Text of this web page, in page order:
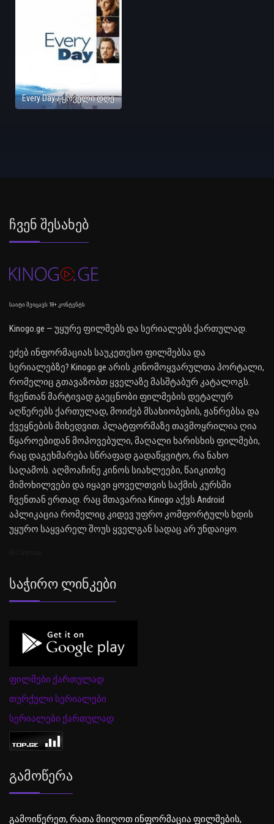
Every Day / ყოველი დღე
Ჩვენ Შესახებ
საიტი შეიცავს 18+ კონტენტს
Kinogo.ge — უყურე ფილმებს და სერიალებს ქართულად.
ეძებ ინფორმაციას საუკეთესო ფილმებსა და
სერიალებზე? Kinogo.ge არის კინომოყვარულთა პორტალი,
რომელიც გთავაზობთ ყველაზე მასშტაბურ კატალოგს.
ჩვენთან მარტივად გაეცნობი ფილმების დეტალურ
აღწერებს ქართულად, მოიძებ მსახიობების, ჟანრებსა და
ქვეყნების მიხედვით. პლატფორმაზე თავმოყრილია ღია
წყაროებიდან მოპოვებული, მაღალი ხარისხის ფილმები,
რაც დაგეხმარება სწრაფად გადაწყვიტო, რა ნახო
საღამოს. აღმოაჩინე კინოს სიახლეები, წაიკითხე
მიმოხილვები და იყავი ყოველთვის საქმის კურსში
ჩვენთან ერთად. რაც მთავარია Kinogo აქვს Android
აპლიკაცია რომელიც კიდევ უფრო კომფორტულს ხდის
უყურო საყვარელ შოუს ყველგან სადაც არ უნდაიყო.
Საჭირო Ლინკები
ფილმები ქართულად
თურქული სერიალები
სერიალები ქართულად
Გამოწერა
გამოიწერეთ, რათა მიიღოთ ინფორმაცია ფილმების,